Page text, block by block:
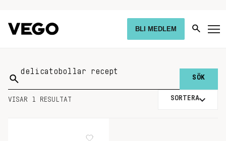
BLI MEDLEM
Sök
på:
VISAR 1 RESULTAT SORTERA